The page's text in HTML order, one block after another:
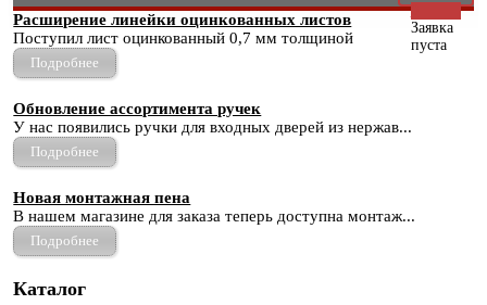
0
Заявка
пуста
Расширение линейки оцинкованных листов
Поступил лист оцинкованный 0,7 мм толщиной
Подробнее
Обновление ассортимента ручек
У нас появились ручки для входных дверей из нержав...
Подробнее
Новая монтажная пена
В нашем магазине для заказа теперь доступна монтаж...
Подробнее
Каталог